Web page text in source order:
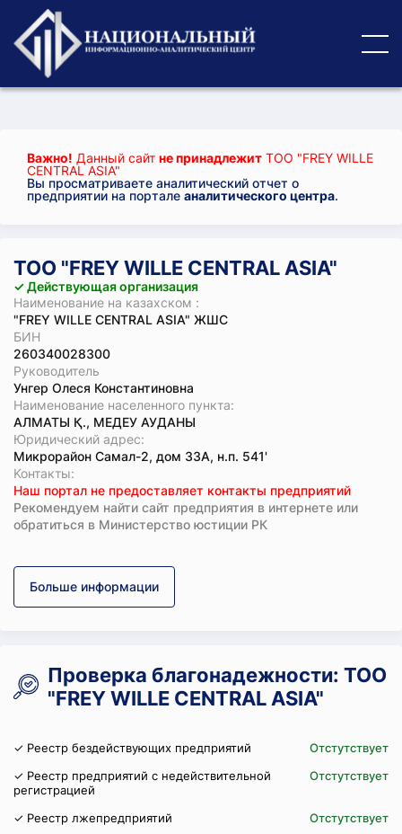
Важно! Данный сайт не принадлежит ТОО "FREY WILLE
CENTRAL ASIA"
Вы просматриваете аналитический отчет о
предприятии на портале аналитического центра.
ТОО "FREY WILLE CENTRAL ASIA"
✓ Действующая организация
Наименование на казахском :
"FREY WILLE CENTRAL ASIA" ЖШС
БИН
260340028300
Руководитель
Унгер Олеся Константиновна
Наименование населенного пункта:
АЛМАТЫ Қ., МЕДЕУ АУДАНЫ
Юридический адрес:
Микрорайон Самал-2, дом 33А, н.п. 541'
Koнтaкты:
Наш портал не предоставляет контакты предприятий
Рекомендуем найти сайт предприятия в интернете или
обратиться в Министерство юстиции РК
Больше информации
Проверка благонадежности: ТОО
"FREY WILLE CENTRAL ASIA"
✓ Реестр бездействующих предприятий
Отстутствует
✓ Реестр предприятий с недействительной
регистрацией
Отстутствует
✓ Реестр лжепредприятий
Отстутствует